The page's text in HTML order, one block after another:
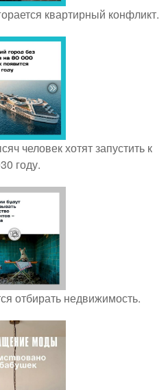
квартирный конфликт.
человек хотят запустить к
году.
отбирать недвижимость.